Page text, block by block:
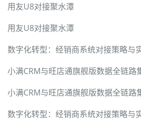
用友U8对接聚水潭
用友U8对接聚水潭
数字化转型：经销商系统对接策略与
小满CRM与旺店通旗舰版数据全链路
小满CRM与旺店通旗舰版数据全链路
数字化转型：经销商系统对接策略与